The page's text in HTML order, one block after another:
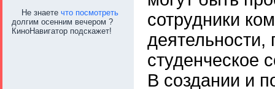
Не знаете что посмотреть
долгим осенним вечером ?
КиноНавигатор подскажет!
сотрудники
деятельности,
студенческое
В создании и